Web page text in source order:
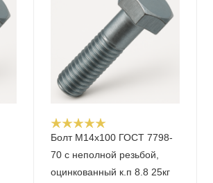
Болт М14x100 ГОСТ 7798-
70 с неполной резьбой,
оцинкованный к.п 8.8 25кг